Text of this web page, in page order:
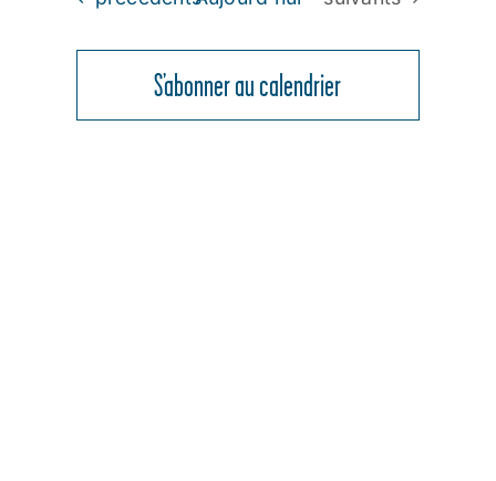
NAVIGATION
ÉVÈNEMENT
S’abonner au calendrier